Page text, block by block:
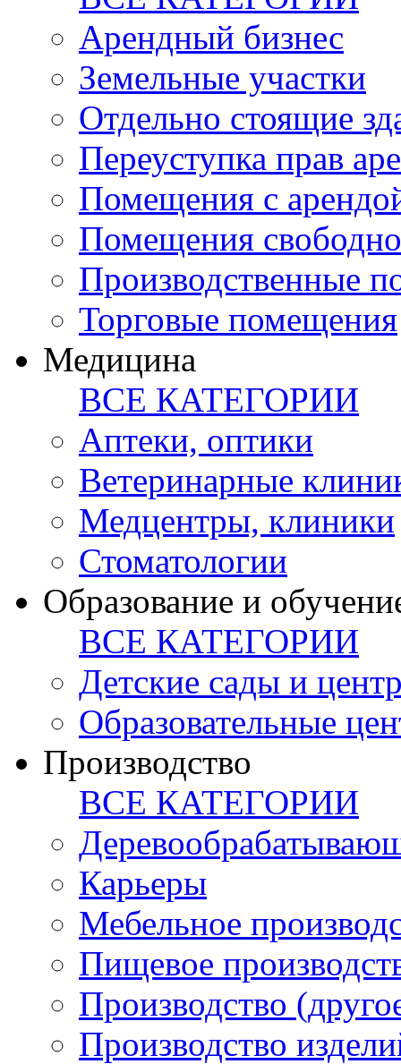
Арендный бизнес
Земельные участки
Отдельно стоящие
Переуступка прав
Помещения с
Помещения
Производственные
Торговые помещения
Медицина
ВСЕ КАТЕГОРИИ
Аптеки, оптики
Ветеринарные
Медцентры, клиники
Стоматологии
Образование и
ВСЕ КАТЕГОРИИ
Детские сады и
Образовательные
Производство
ВСЕ КАТЕГОРИИ
Карьеры
Мебельное
Пищевое
Производство
Производство